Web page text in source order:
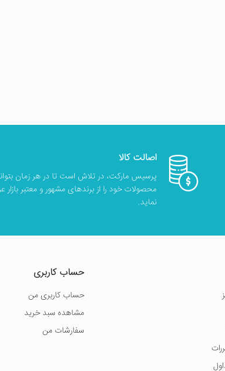
اصالت کالا
پرسیس مارکت، در تلاش است تا در هر زمان
محصولات خود را از برندهای مشهور و معتبر بازار
نماید.
حساب کاربری
حساب کاربری من
مشاهده سبد خرید
سفارشات من